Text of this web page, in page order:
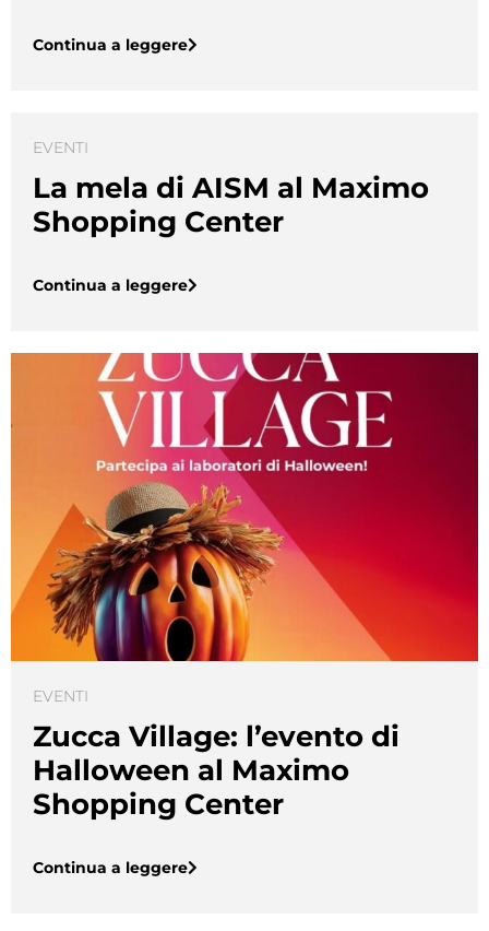
Continua a leggere
EVENTI
La mela di AISM al Maximo
Shopping Center
Continua a leggere
EVENTI
Zucca Village: l’evento di
Halloween al Maximo
Shopping Center
Continua a leggere